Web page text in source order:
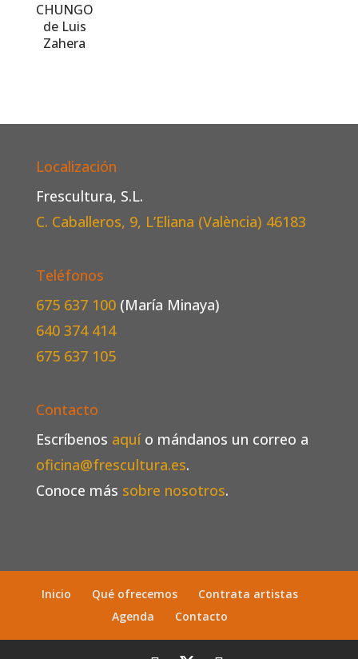
CHUNGO
de Luis
Zahera
Localización
Frescultura, S.L.
C. Caballeros, 9, L’Eliana (València) 46183
Teléfonos
675 637 100 (María Minaya)
640 374 414
675 637 105
Contacto
Escríbenos aquío mándanos un correo a
oficina@frescultura.es.
Conoce más sobre nosotros.
Inicio Qué ofrecemos
Contrata artistas
Agenda
Contacto